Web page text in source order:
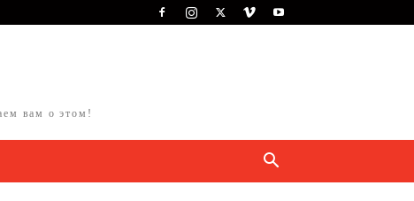
вам о этом!